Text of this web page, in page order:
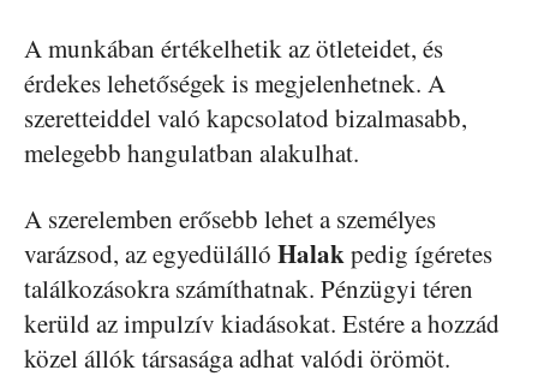
A munkában értékelhetik az ötleteidet, és
érdekes lehetőségek is megjelenhetnek. A
szeretteiddel való kapcsolatod bizalmasabb,
melegebb hangulatban alakulhat.
A szerelemben erősebb lehet a személyes
varázsod, az egyedülálló Halakpedig ígéretes
találkozásokra számíthatnak. Pénzügyi téren
kerüld az impulzív kiadásokat. Estére a hozzád
közel állók társasága adhat valódi örömöt.